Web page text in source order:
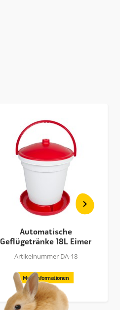
Automatische
Geflügetränke 18L Eimer
OHNE Füsse
Artikelnummer DA-18
Mehr informationen